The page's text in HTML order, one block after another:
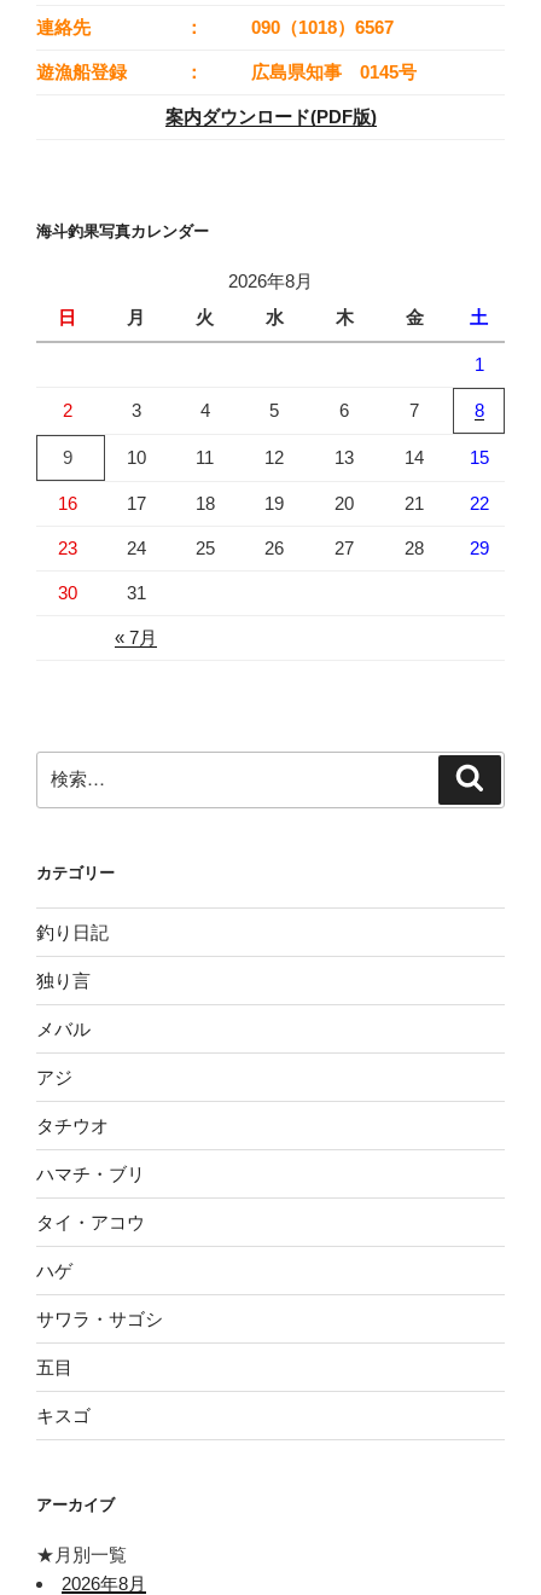
連絡先 ： 090（1018）6567
遊漁船登録 ： 広島県知事 0145号
案内ダウンロード(PDF版)
海斗釣果写真カレンダー
2026年8月
日
月 火 水 木 金 土
« 7月
1
2 3 4 5 6 7 8
9 10 11 12 13 14 15
16 17 18 19 20 21 22
23 24 25 26 27 28 29
30 31
検
索:
カテゴリー
釣り日記
独り言
メバル
アジ
タチウオ
ハマチ・ブリ
タイ・アコウ
ハゲ
サワラ・サゴシ
五目
キスゴ
アーカイブ
★月別一覧
2026年8月